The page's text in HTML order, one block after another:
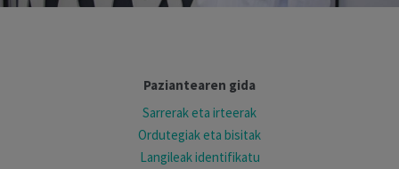
Paziantearen gida
Sarrerak eta irteerak
Ordutegiak eta bisitak
Langileak identifikatu